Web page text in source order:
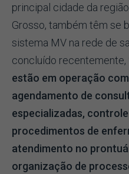
principal cidade da
Grosso, também têm se
sistema MV na rede de
concluído recentemente,
estão em operação
agendamento de
especializadas,
procedimentos de
atendimento no
organização de